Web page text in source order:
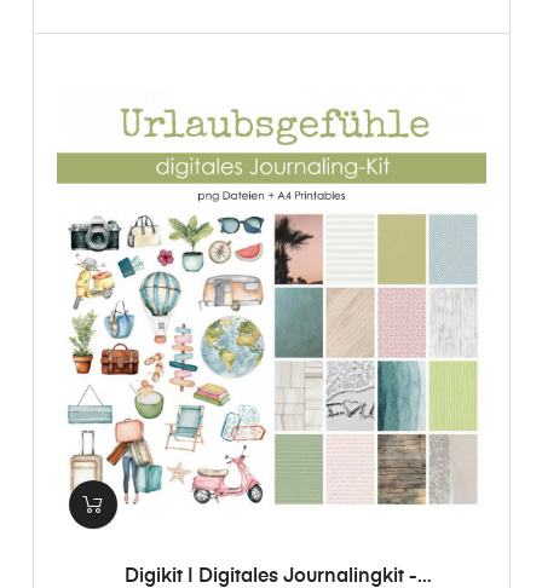
Digikit | Digitales Journalingkit -